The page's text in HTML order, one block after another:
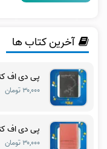
آخرین کتاب ها
پی دی اف
۳۰,۰۰۰ تومان
پی دی اف
۳۰,۰۰۰ تومان